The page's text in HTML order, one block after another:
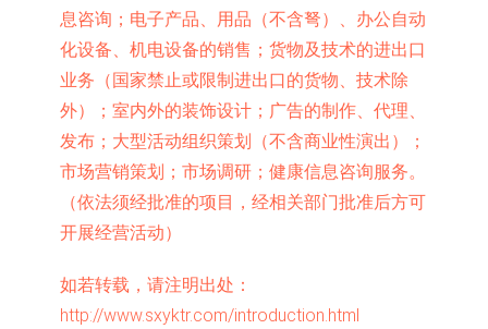
息咨询；电子产品、用品（不含弩）、办公自动
化设备、机电设备的销售；货物及技术的进出口
业务（国家禁止或限制进出口的货物、技术除
外）；室内外的装饰设计；广告的制作、代理、
发布；大型活动组织策划（不含商业性演出）；
市场营销策划；市场调研；健康信息咨询服务。
（依法须经批准的项目，经相关部门批准后方可
开展经营活动）
如若转载，请注明出处：
http://www.sxyktr.com/introduction.html